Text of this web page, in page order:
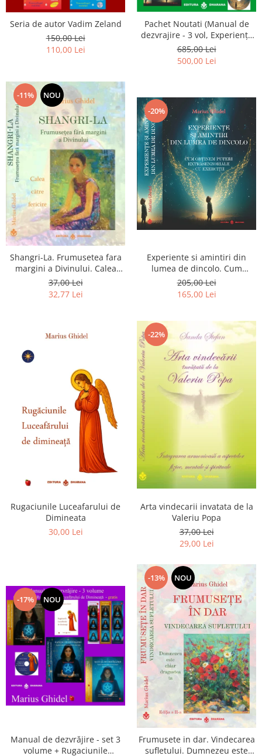
Seria de autor Vadim Zeland
150,00 Lei
110,00 Lei
Pachet Noutati (Manual de
dezvrajire - 3 vol, Experiențe
și amintiri, Rugăciunile
Luceafarului de dimineata) -
Marius Ghidel
685,00 Lei
500,00 Lei
-11% NOU
Shangri-La. Frumusetea fara
margini a Divinului. Calea
catre fericire
37,00 Lei
32,77 Lei
-20%
Experiente si amintiri din
lumea de dincolo. Cum
obtinem puteri
extrasenzoriale - cu exercitii
205,00 Lei
165,00 Lei
Rugaciunile Luceafarului de
Dimineata
30,00 Lei
-22%
Arta vindecarii invatata de la
Valeriu Popa
37,00 Lei
29,00 Lei
-17% NOU
Manual de dezvrăjire - set 3
volume + Rugaciunile
-13% NOU
Frumusete in dar. Vindecarea
sufletului. Dumnezeu este